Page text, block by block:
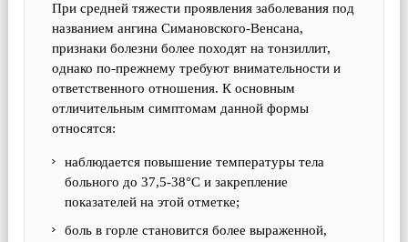
При средней тяжести проявления заболевания под
названием ангина Симановского-Венсана,
признаки болезни более походят на тонзиллит,
однако по-прежнему требуют внимательности и
ответственного отношения. К основным
отличительным симптомам данной формы
относятся:
наблюдается повышение температуры тела
больного до 37,5-38°С и закрепление
показателей на этой отметке;
боль в горле становится более выраженной,